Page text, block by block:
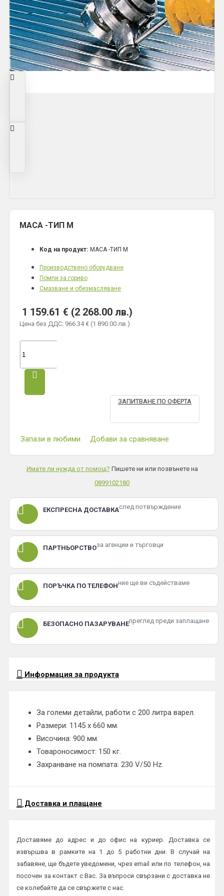
МАСА -ТИП М
1 159.61 € (2 268.00 лв.)
Цена без ДДС: 966.34 € (1 890.00 лв.)
Код на продукт: МАСА -ТИП М
Производствено оборудване
Помпи за гориво
Смазване и обезмасляване
ЗАПИТВАНЕ ПО ОФЕРТА
Запази в любими Добави за сравняване
Имате ли нужда от помощ? Пишете ни или позвънете на
0899102180
ЕКСПРЕСНА ДОСТАВКАслед потвърждение
ПАРТНЬОРСТВОза агенции и търговци
ПОРЪЧКА ПО ТЕЛЕФОНние ще ви съдействаме
БЕЗОПАСНО ПАЗАРУВАНЕпреглед преди заплащане
Информация за продукта
За големи детайли, работи с 200 литра варел.
Размери: 1145 х 660 мм.
Височина: 900 мм.
Товароносимост: 150 кг.
Захранване на помпата: 230 V/50 Hz.
Доставка и плащане
Доставяме до адрес и до офис на куриер. Доставка се
извършва в рамките на 1 до 5 работни дни. В случай на
забавяне, ще бъдете уведомени, чрез email или по телефон, на
посочен за контакт с Вас. За въпроси свързани с доставка не
се колебайте да се свържете с нас.